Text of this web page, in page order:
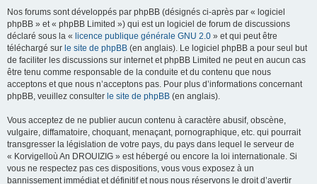
Nos forums sont développés par phpBB (désignés ci-après par « logiciel
phpBB » et « phpBB Limited ») qui est un logiciel de forum de discussions
déclaré sous la « licence publique générale GNU 2.0 » et qui peut être
téléchargé sur le site de phpBB (en anglais). Le logiciel phpBB a pour seul but
de faciliter les discussions sur internet et phpBB Limited ne peut en aucun cas
être tenu comme responsable de la conduite et du contenu que nous
acceptons et que nous n’acceptons pas. Pour plus d’informations concernant
phpBB, veuillez consulter le site de phpBB (en anglais).
Vous acceptez de ne publier aucun contenu à caractère abusif, obscène,
vulgaire, diffamatoire, choquant, menaçant, pornographique, etc. qui pourrait
transgresser la législation de votre pays, du pays dans lequel le serveur de
« Korvigelloù An DROUIZIG » est hébergé ou encore la loi internationale. Si
vous ne respectez pas ces dispositions, vous vous exposez à un
bannissement immédiat et définitif et nous nous réservons le droit d’avertir